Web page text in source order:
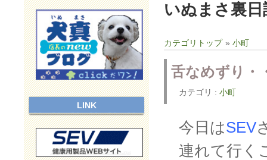
いぬまさ裏
カテゴリトップ »小町
舌なめずり・
カテゴリ : 小町
今日はSEV
連れて行く
LINK